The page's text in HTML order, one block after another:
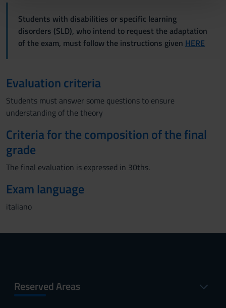
con altre informazioni che hai fornito loro o che hanno
raccolto dal tuo utilizzo dei loro servizi.
Students with disabilities or specific learning
disorders (SLD), who intend to request the adaptation
of the exam, must follow the instructions given HERE
Evaluation criteria
Students must answer some questions to ensure
understanding of the theory
Criteria for the composition of the final
grade
The final evaluation is expressed in 30ths.
Exam language
italiano
Reserved Areas